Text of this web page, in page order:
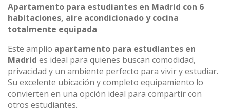
Apartamento para estudiantes en Madrid con 6
habitaciones, aire acondicionado y cocina
totalmente equipada
Este amplio apartamento para estudiantes en
Madrid es ideal para quienes buscan comodidad,
privacidad y un ambiente perfecto para vivir y estudiar.
Su excelente ubicación y completo equipamiento lo
convierten en una opción ideal para compartir con
otros estudiantes.